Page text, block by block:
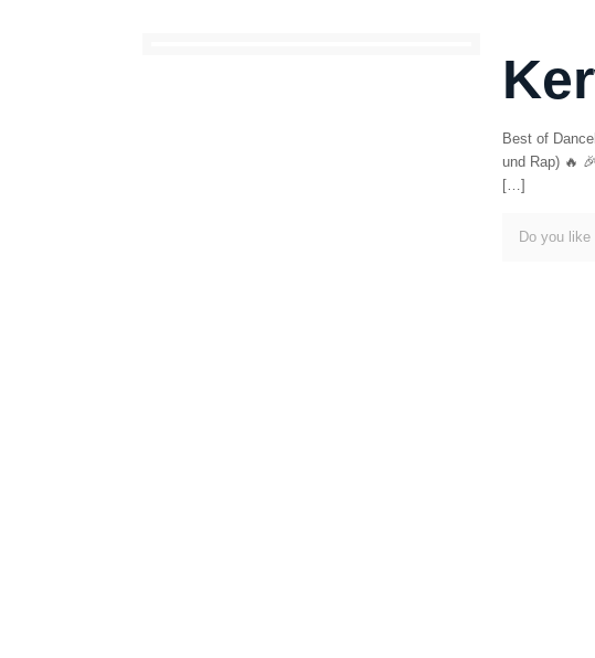
Best of
und Rap) 🔥
[…]
Do you like